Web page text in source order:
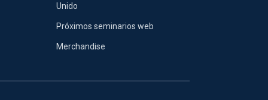
Unido
Próximos seminarios web
Merchandise